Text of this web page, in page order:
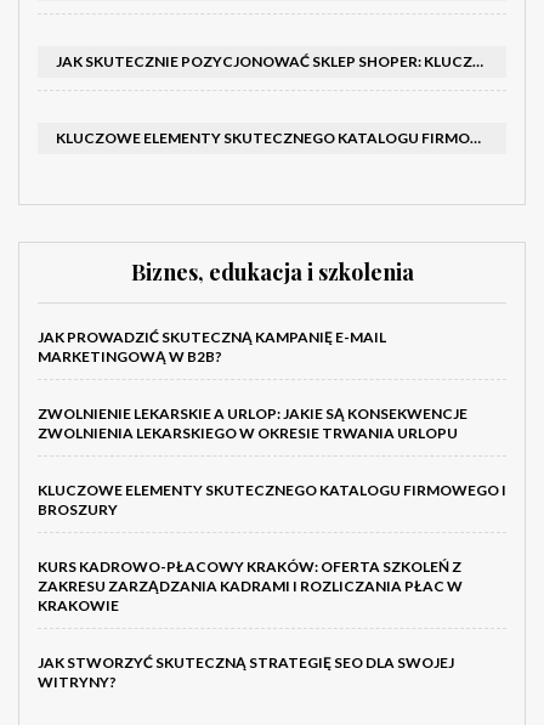
JAK SKUTECZNIE POZYCJONOWAĆ SKLEP SHOPER: KLUCZOWE KROKI I STRATEGIE
KLUCZOWE ELEMENTY SKUTECZNEGO KATALOGU FIRMOWEGO I BROSZURY
Biznes, edukacja i szkolenia
JAK PROWADZIĆ SKUTECZNĄ KAMPANIĘ E-MAIL
MARKETINGOWĄ W B2B?
ZWOLNIENIE LEKARSKIE A URLOP: JAKIE SĄ KONSEKWENCJE
ZWOLNIENIA LEKARSKIEGO W OKRESIE TRWANIA URLOPU
KLUCZOWE ELEMENTY SKUTECZNEGO KATALOGU FIRMOWEGO I
BROSZURY
KURS KADROWO-PŁACOWY KRAKÓW: OFERTA SZKOLEŃ Z
ZAKRESU ZARZĄDZANIA KADRAMI I ROZLICZANIA PŁAC W
KRAKOWIE
JAK STWORZYĆ SKUTECZNĄ STRATEGIĘ SEO DLA SWOJEJ
WITRYNY?